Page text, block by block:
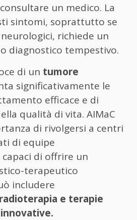
un medico. La
sintomi, soprattutto se
richiede un
diagnostico tempestivo.
di un tumore
significativamente le
efficace e di
qualità di vita. AIMaC
di rivolgersi a centri
di equipe
di offrire un
terapeutico
includere
e terapie